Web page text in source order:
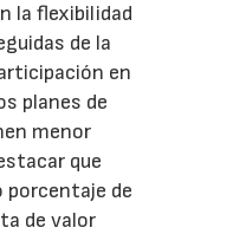
la flexibilidad
de la
en
planes de
menor
que
porcentaje de
de valor